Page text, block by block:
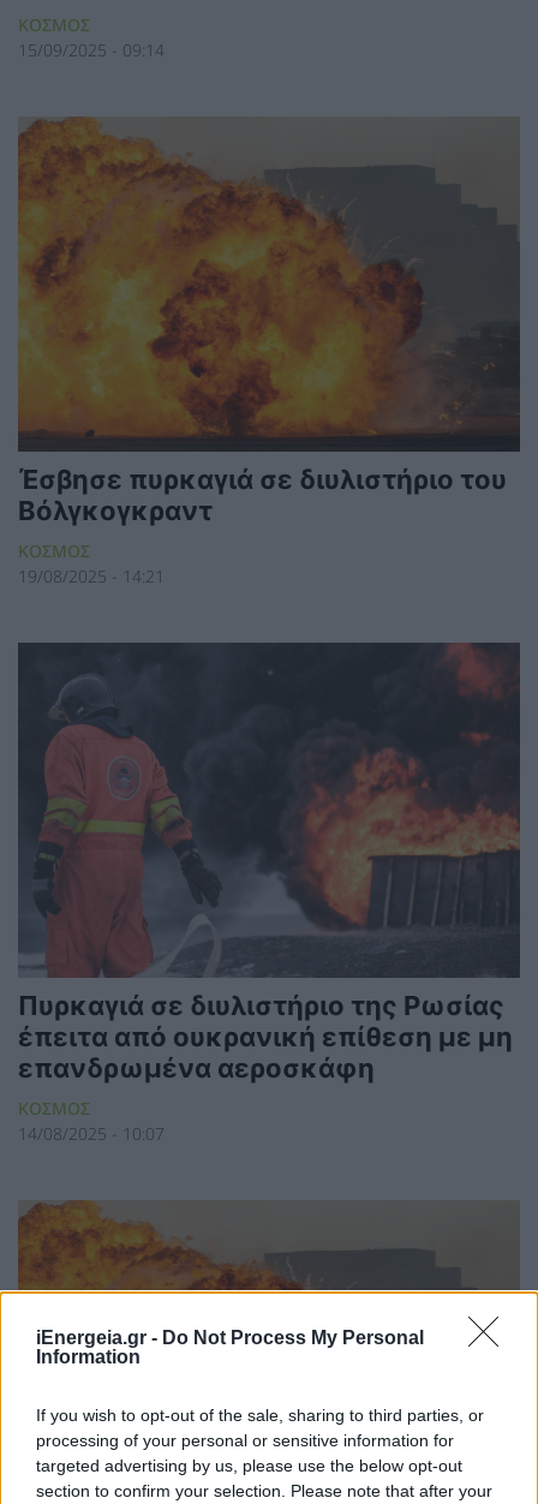
iEnergeia.gr - Do Not Process My Personal
Information
If you wish to opt-out of the sale, sharing to third parties, or
processing of your personal or sensitive information for
targeted advertising by us, please use the below opt-out
section to confirm your selection. Please note that after your
ΚΟΣΜΟΣ
15/09/2025 - 09:14
Έσβησε πυρκαγιά σε διυλιστήριο του
Βόλγκογκραντ
ΚΟΣΜΟΣ
19/08/2025 - 14:21
Πυρκαγιά σε διυλιστήριο της Ρωσίας
έπειτα από ουκρανική επίθεση με μη
επανδρωμένα αεροσκάφη
ΚΟΣΜΟΣ
14/08/2025 - 10:07